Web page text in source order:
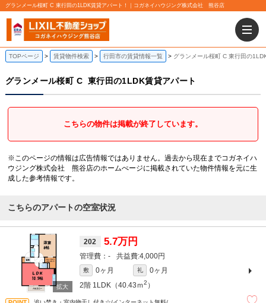
グランメール桜町 C 東行田の1LDK賃貸アパート！｜コガネイハウジング株式会社 熊谷店
TOPページ 賃貸物件検索 行田市の賃貸情報一覧 グランメール桜町 C 東行田の
グランメール桜町 C 東行田の1LDK賃貸アパート
こちらの物件は掲載が終了しています。
※このページの情報は広告情報ではありません。過去から現在までコガネイハ
ウジング株式会社 熊谷店のホームぺージに掲載されていた物件情報を元に生
成した参考情報です。
こちらのアパートの空室状況
202 5.7万円
- 4,000円
敷 0ヶ月 礼
0ヶ月
2階 1LDK（40.43ｍ2 ）